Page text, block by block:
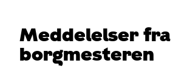
Meddelelser fra
borgmesteren